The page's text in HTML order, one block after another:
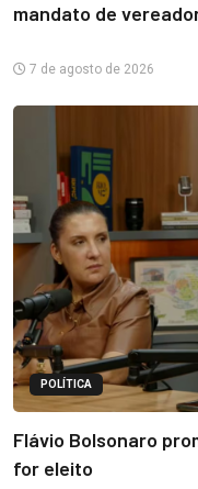
mandato de
7 de agosto de 2026
POLÍTICA
Flávio Bolsonaro
for eleito